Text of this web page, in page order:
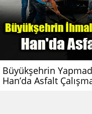
Büyükşehrin
Han’da Asfalt